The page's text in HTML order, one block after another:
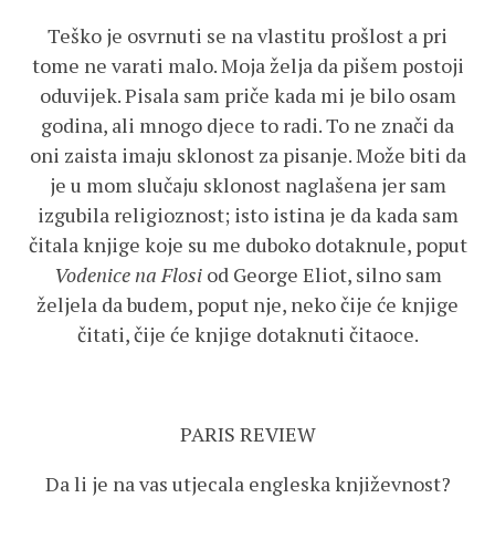
Teško je osvrnuti se na vlastitu prošlost a pri
tome ne varati malo. Moja želja da pišem postoji
oduvijek. Pisala sam priče kada mi je bilo osam
godina, ali mnogo djece to radi. To ne znači da
oni zaista imaju sklonost za pisanje. Može biti da
je u mom slučaju sklonost naglašena jer sam
izgubila religioznost; isto istina je da kada sam
čitala knjige koje su me duboko dotaknule, poput
Vodenice na Flosiod George Eliot, silno sam
željela da budem, poput nje, neko čije će knjige
čitati, čije će knjige dotaknuti čitaoce.
PARIS REVIEW
Da li je na vas utjecala engleska književnost?